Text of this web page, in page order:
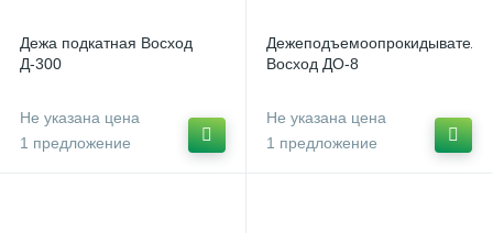
Дежа подкатная Восход
Д-300
Не указана цена
1 предложение
Дежеподъемоопрокидыватель
Восход ДО-8
Не указана цена
1 предложение